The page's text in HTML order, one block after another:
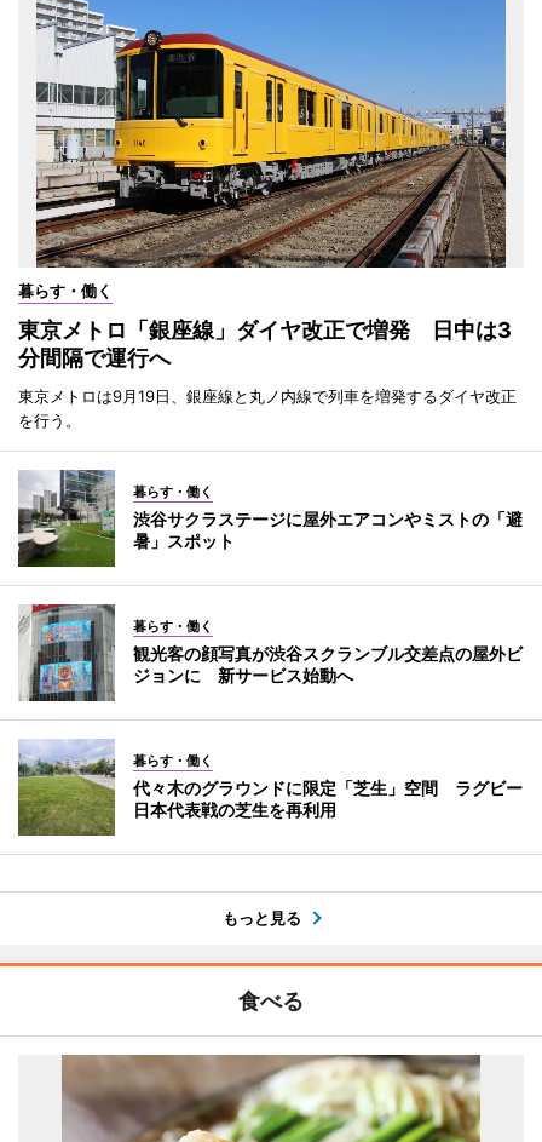
暮らす・働く
東京メトロ「銀座線」ダイヤ改正で増発 日中は3
分間隔で運行へ
東京メトロは9月19日、銀座線と丸ノ内線で列車を増発するダイヤ改正
を行う。
暮らす・働く
渋谷サクラステージに屋外エアコンやミストの「避
暑」スポット
暮らす・働く
観光客の顔写真が渋谷スクランブル交差点の屋外ビ
ジョンに 新サービス始動へ
暮らす・働く
代々木のグラウンドに限定「芝生」空間 ラグビー
日本代表戦の芝生を再利用
もっと見る
食べる